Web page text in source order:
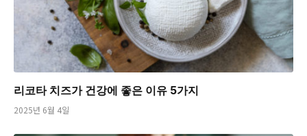
리코타 치즈가 건강에 좋은 이유 5가지
2025년 6월 4일